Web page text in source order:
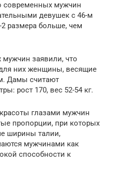
современных мужчин
девушек с 46-м
размера больше, чем
заявили, что
них женщины, весящие
Дамы считают
рост 170, вес 52-54 кг.
глазами мужчин
пропорции, при которых
ширины талии,
мужчинами как
способности к